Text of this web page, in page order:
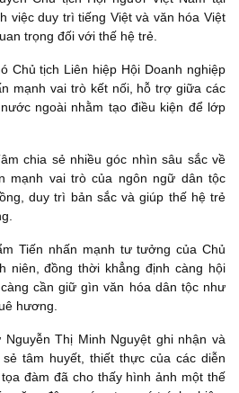
việc duy trì tiếng Việt và văn hóa Việt
trọng đối với thế hệ trẻ.
Chủ tịch Liên hiệp Hội Doanh nghiệp
mạnh vai trò kết nối, hỗ trợ giữa các
ngoài nhằm tạo điều kiện để lớp
chia sẻ nhiều góc nhìn sâu sắc về
mạnh vai trò của ngôn ngữ dân tộc
duy trì bản sắc và giúp thế hệ trẻ
Tiến nhấn mạnh tư tưởng của Chủ
niên, đồng thời khẳng định càng hội
cần giữ gìn văn hóa dân tộc như
hương.
Thị Minh Nguyệt ghi nhận và
tâm huyết, thiết thực của các diễn
đàm đã cho thấy hình ảnh một thế